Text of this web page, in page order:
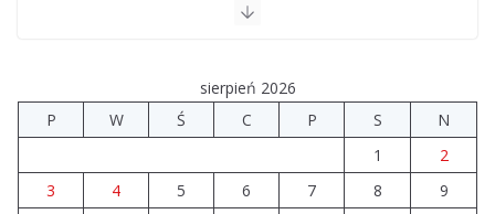
sierpień 2026
P
W Ś C P S
N
1
2
3
4 5 6 7 8
9